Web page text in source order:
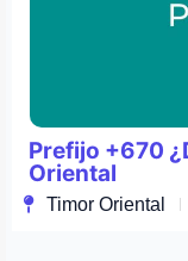
Prefijo +670
Oriental
Timor Oriental